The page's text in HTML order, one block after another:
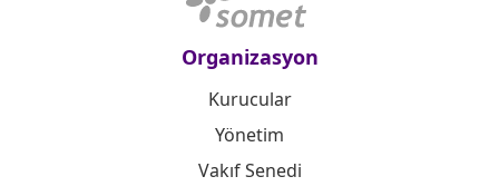
Organizasyon
Kurucular
Yönetim
Vakıf Senedi